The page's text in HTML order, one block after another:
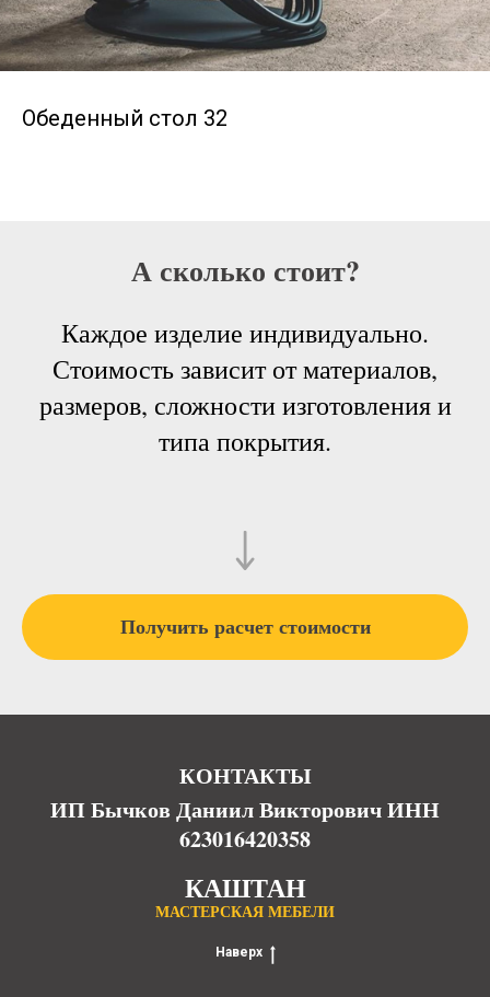
Обеденный стол 32
А сколько стоит?
Каждое изделие индивидуально.
Стоимость зависит от материалов,
размеров, сложности изготовления и
типа покрытия.
Получить расчет стоимости
КОНТАКТЫ
ИП Бычков Даниил Викторович ИНН
623016420358
КАШТАН
МАСТЕРСКАЯ МЕБЕЛИ
Наверх